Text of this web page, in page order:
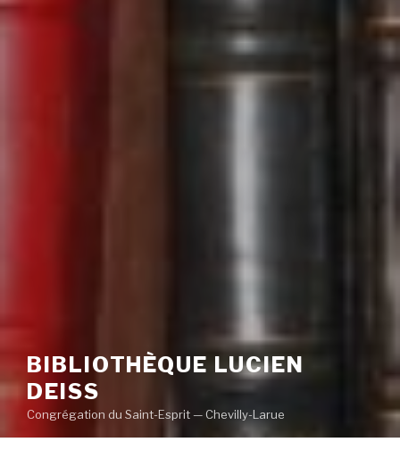
BIBLIOTHÈQUE LUCIEN
DEISS
Congrégation du Saint-Esprit — Chevilly-Larue